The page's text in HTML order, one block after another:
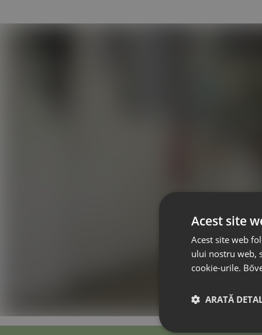
Acest site
Acest site web
ului nostru web,
cookie-urile.
ARATĂ